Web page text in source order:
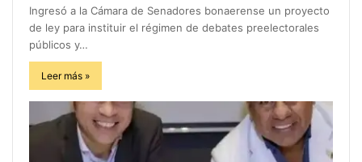
Ingresó a la Cámara de Senadores bonaerense un proyecto
de ley para instituir el régimen de debates preelectorales
públicos y…
Leer más »